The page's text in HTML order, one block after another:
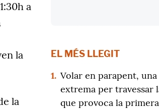
a
la
la
EL MÉS LLEGIT
1. Volar en parapent, una
extrema per travessar
que provoca la